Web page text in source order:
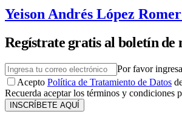
Yeison Andrés López
Regístrate gratis al boletín de
Por favor
Acepto Política de Tratamiento de Datos
Recuerda aceptar los términos y condiciones
INSCRÍBETE AQUÍ